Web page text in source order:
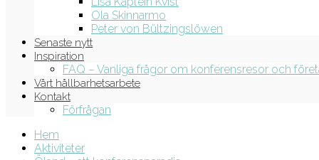
Ola Skinnarmo
Peter von Bültzingslöwen
Senaste nytt
Inspiration
FAQ – Vanliga frågor om konferensresor och
Vårt hållbarhetsarbete
Kontakt
Förfrågan
Hem
Aktiviteter